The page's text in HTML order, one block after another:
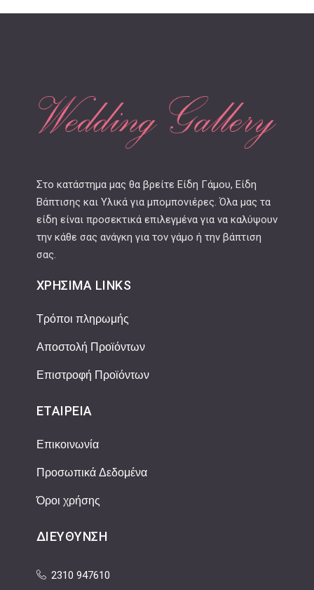
Στο κατάστημα μας θα βρείτε Είδη Γάμου, Είδη
Βάπτισης και Υλικά για μπομπονιέρες. Όλα μας τα
είδη είναι προσεκτικά επιλεγμένα για να καλύψουν
την κάθε σας ανάγκη για τον γάμο ή την βάπτιση
σας.
ΧΡΉΣΙΜΑ LINKS
Τρόποι πληρωμής
Αποστολή Προϊόντων
Επιστροφή Προϊόντων
ΕΤΑΙΡΕΊΑ
Επικοινωνία
Προσωπικά Δεδομένα
Όροι χρήσης
ΔΙΕΎΘΥΝΣΗ
2310 947610